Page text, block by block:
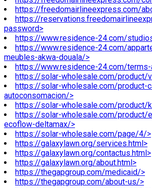
https://freedomairlineexpress.com/
https://
password>
https://www.residence-24.com/
https://www.residence-24.com/
meubles-akwa-douala/>
https://www.residence-24.com/
https://solar-wholesale.com/product/
https://solar-wholesale.com/product-
autoconsomacion/>
https://solar-wholesale.com/product/
https://solar-wholesale.com/product/
ecoflow-deltamax/>
https://solar-wholesale.com/page/4/>
https://galaxylawn.org/services.html>
https://galaxylawn.org/contactus.html>
https://galaxylawn.org/about.html>
https://thegapgroup.com/medicaid/>
https://thegapgroup.com/about-us/>